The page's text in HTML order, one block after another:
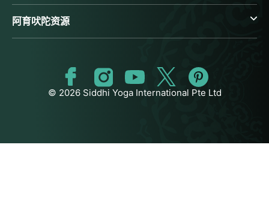
阿育吠陀资源
© 2026 Siddhi Yoga International Pte Ltd